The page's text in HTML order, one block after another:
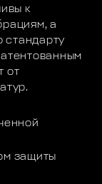
к
а
стандарту
от
защиты